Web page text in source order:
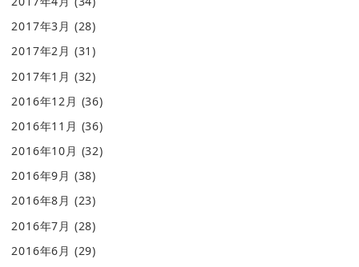
2017年3月 (28)
2017年2月 (31)
2017年1月 (32)
2016年12月 (36)
2016年11月 (36)
2016年10月 (32)
2016年9月 (38)
2016年8月 (23)
2016年7月 (28)
2016年6月 (29)